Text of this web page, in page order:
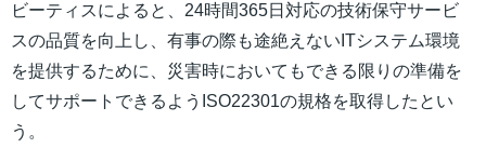
ビーティスによると、24時間365日対応の技術保守サービ
スの品質を向上し、有事の際も途絶えないITシステム環境
を提供するために、災害時においてもできる限りの準備を
してサポートできるようISO22301の規格を取得したとい
う。